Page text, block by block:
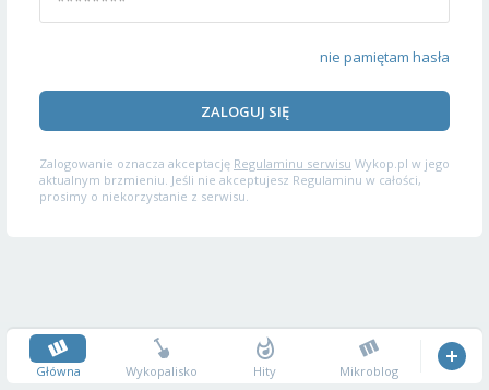
nie pamiętam hasła
ZALOGUJ SIĘ
Zalogowanie oznacza akceptację Regulaminu serwisu Wykop.pl w jego
aktualnym brzmieniu. Jeśli nie akceptujesz Regulaminu w całości,
prosimy o niekorzystanie z serwisu.
Główna Wykopalisko Hity Mikroblog